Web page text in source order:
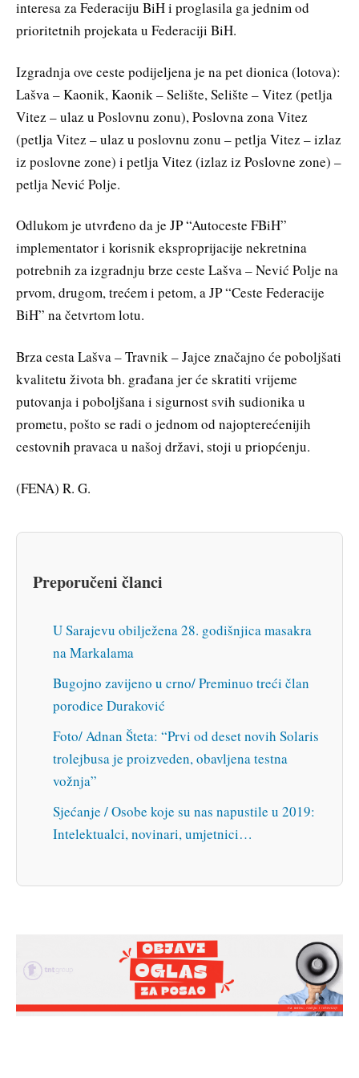
interesa za Federaciju BiH i proglasila ga jednim od
prioritetnih projekata u Federaciji BiH.
Izgradnja ove ceste podijeljena je na pet dionica (lotova):
Lašva – Kaonik, Kaonik – Selište, Selište – Vitez (petlja
Vitez – ulaz u Poslovnu zonu), Poslovna zona Vitez
(petlja Vitez – ulaz u poslovnu zonu – petlja Vitez – izlaz
iz poslovne zone) i petlja Vitez (izlaz iz Poslovne zone) –
petlja Nević Polje.
Odlukom je utvrđeno da je JP “Autoceste FBiH”
implementator i korisnik eksproprijacije nekretnina
potrebnih za izgradnju brze ceste Lašva – Nević Polje na
prvom, drugom, trećem i petom, a JP “Ceste Federacije
BiH” na četvrtom lotu.
Brza cesta Lašva – Travnik – Jajce značajno će poboljšati
kvalitetu života bh. građana jer će skratiti vrijeme
putovanja i poboljšana i sigurnost svih sudionika u
prometu, pošto se radi o jednom od najopterećenijih
cestovnih pravaca u našoj državi, stoji u priopćenju.
(FENA) R. G.
Preporučeni članci
U Sarajevu obilježena 28. godišnjica masakra
na Markalama
Bugojno zavijeno u crno/ Preminuo treći član
porodice Duraković
Foto/ Adnan Šteta: “Prvi od deset novih Solaris
trolejbusa je proizveden, obavljena testna
vožnja”
Sjećanje / Osobe koje su nas napustile u 2019:
Intelektualci, novinari, umjetnici…